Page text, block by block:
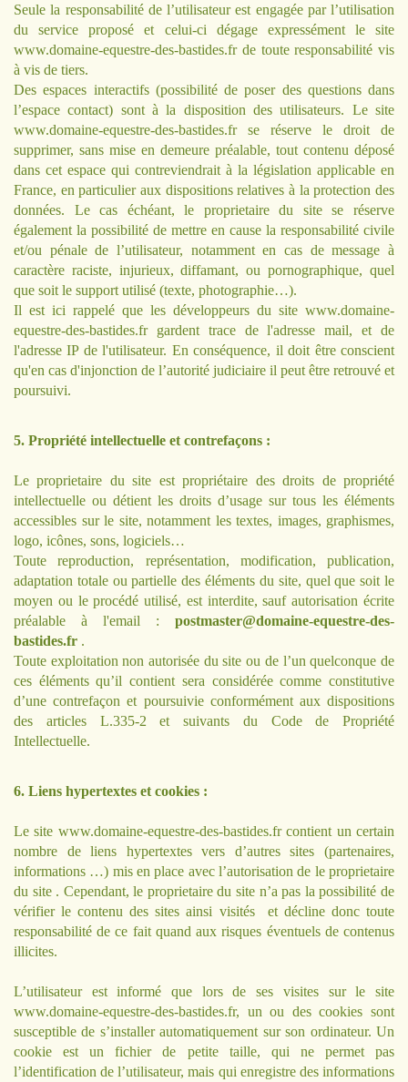
Seule la responsabilité de l’utilisateur est engagée par l’utilisation
du service proposé et celui-ci dégage expressément le site
www.domaine-equestre-des-bastides.frde toute responsabilité vis
à vis de tiers.
Des espaces interactifs (possibilité de poser des questions dans
l’espace contact) sont à la disposition des utilisateurs. Le site
www.domaine-equestre-des-bastides.frse réserve le droit de
supprimer, sans mise en demeure préalable, tout contenu déposé
dans cet espace qui contreviendrait à la législation applicable en
France, en particulier aux dispositions relatives à la protection des
données. Le cas échéant, le proprietaire du site se réserve
également la possibilité de mettre en cause la responsabilité civile
et/ou pénale de l’utilisateur, notamment en cas de message à
caractère raciste, injurieux, diffamant, ou pornographique, quel
que soit le support utilisé (texte, photographie…).
Il est ici rappelé que les développeurs du site www.domaine-
equestre-des-bastides.frgardent trace de l'adresse mail, et de
l'adresse IP de l'utilisateur. En conséquence, il doit être conscient
qu'en cas d'injonction de l’autorité judiciaire il peut être retrouvé et
poursuivi.
5. Propriété intellectuelle et contrefaçons :
Le proprietaire du site est propriétaire des droits de propriété
intellectuelle ou détient les droits d’usage sur tous les éléments
accessibles sur le site, notamment les textes, images, graphismes,
logo, icônes, sons, logiciels…
Toute reproduction, représentation, modification, publication,
adaptation totale ou partielle des éléments du site, quel que soit le
moyen ou le procédé utilisé, est interdite, sauf autorisation écrite
préalable à l'email : postmaster@domaine-equestre-des-
bastides.fr .
Toute exploitation non autorisée du site ou de l’un quelconque de
ces éléments qu’il contient sera considérée comme constitutive
d’une contrefaçon et poursuivie conformément aux dispositions
des articles L.335-2 et suivants du Code de Propriété
Intellectuelle.
6. Liens hypertextes et cookies :
Le site www.domaine-equestre-des-bastides.frcontient un certain
nombre de liens hypertextes vers d’autres sites (partenaires,
informations …) mis en place avec l’autorisation de le proprietaire
du site . Cependant, le proprietaire du site n’a pas la possibilité de
vérifier le contenu des sites ainsi visités et décline donc toute
responsabilité de ce fait quand aux risques éventuels de contenus
illicites.
L’utilisateur est informé que lors de ses visites sur le site
www.domaine-equestre-des-bastides.fr, un ou des cookies sont
susceptible de s’installer automatiquement sur son ordinateur. Un
cookie est un fichier de petite taille, qui ne permet pas
l’identification de l’utilisateur, mais qui enregistre des informations